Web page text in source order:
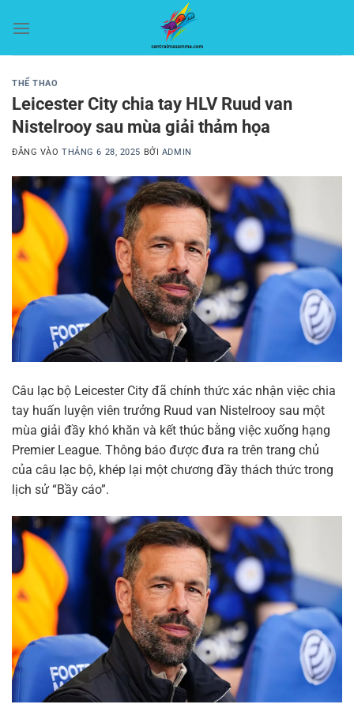
qua
THỂ THAO
Leicester City chia tay HLV Ruud van
Nistelrooy sau mùa giải thảm họa
ĐĂNG VÀOTHÁNG 6 28, 2025 BỞI ADMIN
Câu lạc bộ Leicester City đã chính thức xác nhận việc chia
tay huấn luyện viên trưởng Ruud van Nistelrooy sau một
mùa giải đầy khó khăn và kết thúc bằng việc xuống hạng
Premier League. Thông báo được đưa ra trên trang chủ
của câu lạc bộ, khép lại một chương đầy thách thức trong
lịch sử “Bầy cáo”.